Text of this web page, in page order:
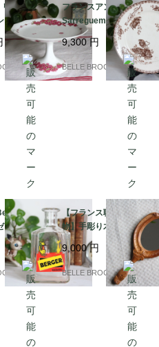
モージュ
テージ コン
角形の高
の花模様 Li
｜フラ
到着まで2-3
フランスアンティーク
Sarreguemines サルグ
ミンヌ / ROYAT（ロワ
イヤル）プレート 茶色
｜フランス発送（到着
まで2-3週間）
9,300 円
BELLE BROCANTE
ット カラフ
ー ヴィンテ
希少｜フラ
到着まで2-3
【フランス職人の一点
物】手彫り木製ハンド
ミラー / エコール・ブ
ール出身作家 J.L. Bran
dily作｜フランス発送
（到着まで2-3週間）
9,000円
BELLE BROCANTE